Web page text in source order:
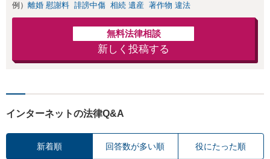
例） 離婚 慰謝料 誹謗中傷 相続 遺産 著作物 違法
無料法律相談
新しく投稿する
インターネットの法律Q&A
新着順 回答数が多い順 役にたった順